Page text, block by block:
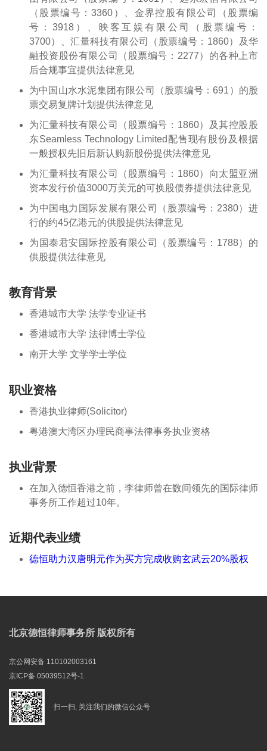
（股票编号：3360）、金界控股有限公司（股票编
号：3918）、映客互娱有限公司（股票编号：
3700）、汇量科技有限公司（股票编号：1860）及华
融投资股份有限公司（股票编号：2277）的各种上市
后合规事宜提供法律意见
为中国山水水泥集团有限公司（股票编号：691）的股
票交易复牌计划提供法律意见
为汇量科技有限公司（股票编号：1860）及其控股股
东Seamless Technology Limited配售现有股份及根据
一般授权先旧后新认购新股份提供法律意见
为汇量科技有限公司（股票编号：1860）向太盟亚洲
资本发行价值3000万美元的可换股债券提供法律意见
为中国电力国际发展有限公司（股票编号：2380）进
行的约45亿港元的供股提供法律意见
为国泰君安国际控股有限公司（股票编号：1788）的
供股提供法律意见
教育背景
香港城市大学 法学专业证书
香港城市大学 法律博士学位
南开大学 文学学士学位
职业资格
香港执业律师(Solicitor)
粤港澳大湾区办理民商事法律事务执业资格
执业背景
在加入德恒香港之前，李律师曾在数间领先的国际律师
事务所工作超过10年。
近期代表业绩
德恒助力汉唐明元作为买方完成收购玄武云20%股权
北京德恒律师事务所 版权所有
京公网安备 110102003161
京ICP备 05039512号-1
扫一扫, 关注我们的微信公众号